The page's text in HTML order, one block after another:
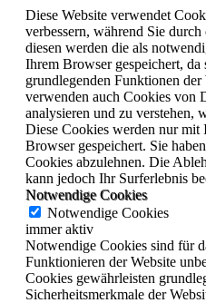
Diese Website verwendet
verbessern, während Sie
diesen werden die als
Ihrem Browser gespeichert,
grundlegenden Funktionen
verwenden auch Cookies von
analysieren und zu verstehen,
Diese Cookies werden nur
Browser gespeichert. Sie
Cookies abzulehnen. Die
kann jedoch Ihr Surferlebnis
Notwendige Cookies
Notwendige Cookies
immer aktiv
Notwendige Cookies sind für
Funktionieren der Website
Cookies gewährleisten
Sicherheitsmerkmale der